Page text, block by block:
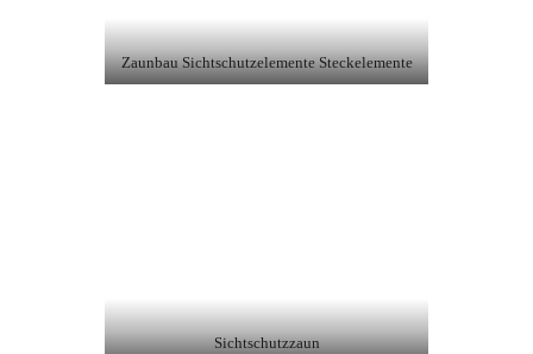
Zaunbau Sichtschutzelemente Steckelemente
Sichtschutzzaun